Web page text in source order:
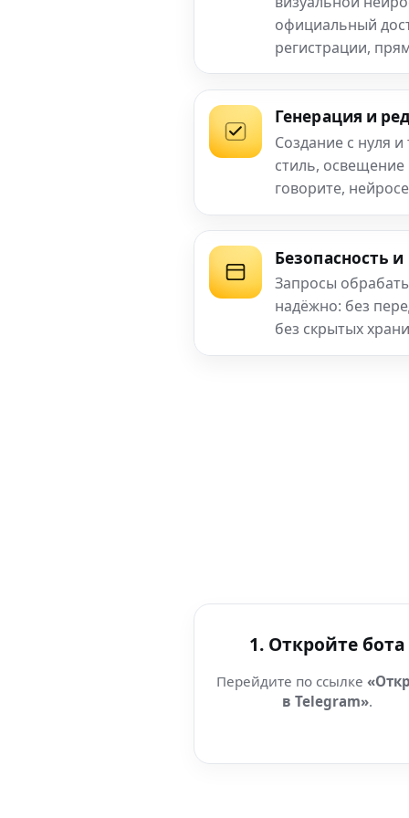
официальный
регистрации,
Генерация и
Создание с нуля
стиль,
говорите,
Безопасность
Запросы
надёжно: без
без скрытых
1. Откройте бота
Перейдите по ссылке
в Telegram».